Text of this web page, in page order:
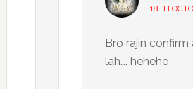
18TH
Bro rajin confirm
lah…. hehehe